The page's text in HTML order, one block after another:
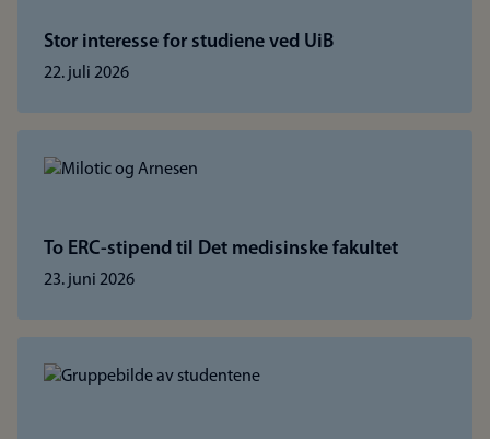
Stor interesse for studiene ved UiB
22. juli 2026
To ERC-stipend til Det medisinske fakultet
23. juni 2026